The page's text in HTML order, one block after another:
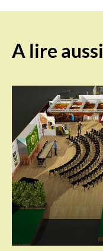
A lire aussi